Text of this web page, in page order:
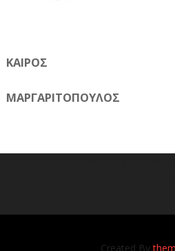
ΚΑΙΡΟΣ
ΜΑΡΓΑΡΙΤΟΠΟΥΛΟΣ
Created By